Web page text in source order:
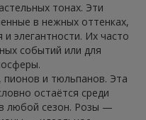
тонах. Эти
в нежных оттенках,
и элегантности. Их часто
событий или для
пионов и тюльпанов. Эта
остаётся среди
любой сезон. Розы —